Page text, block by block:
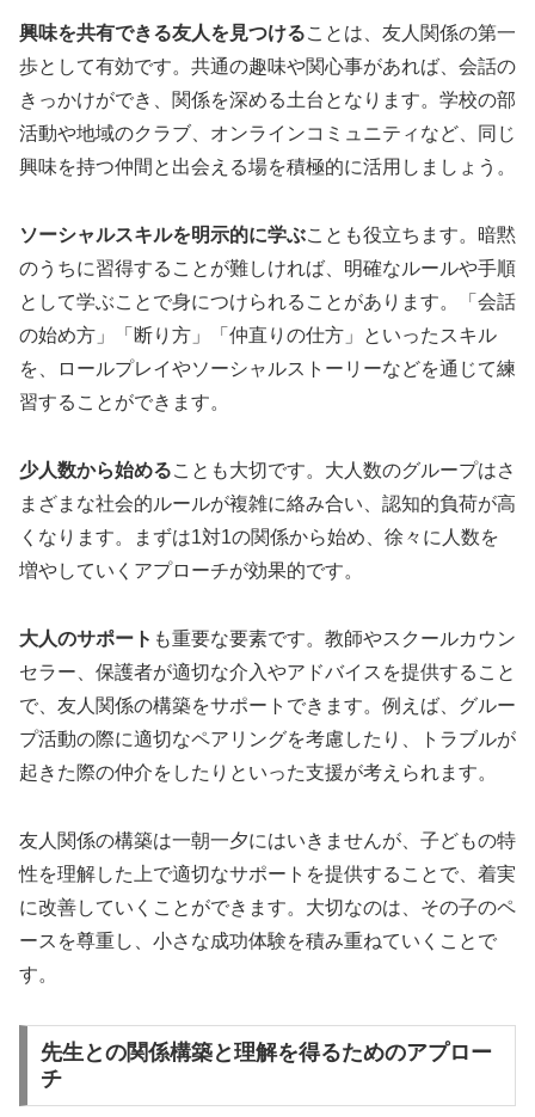
興味を共有できる友人を見つけることは、友人関係の第一
歩として有効です。共通の趣味や関心事があれば、会話の
きっかけができ、関係を深める土台となります。学校の部
活動や地域のクラブ、オンラインコミュニティなど、同じ
興味を持つ仲間と出会える場を積極的に活用しましょう。
ソーシャルスキルを明示的に学ぶことも役立ちます。暗黙
のうちに習得することが難しければ、明確なルールや手順
として学ぶことで身につけられることがあります。「会話
の始め方」「断り方」「仲直りの仕方」といったスキル
を、ロールプレイやソーシャルストーリーなどを通じて練
習することができます。
少人数から始めることも大切です。大人数のグループはさ
まざまな社会的ルールが複雑に絡み合い、認知的負荷が高
くなります。まずは1対1の関係から始め、徐々に人数を
増やしていくアプローチが効果的です。
大人のサポート も重要な要素です。教師やスクールカウン
セラー、保護者が適切な介入やアドバイスを提供すること
で、友人関係の構築をサポートできます。例えば、グルー
プ活動の際に適切なペアリングを考慮したり、トラブルが
起きた際の仲介をしたりといった支援が考えられます。
友人関係の構築は一朝一夕にはいきませんが、子どもの特
性を理解した上で適切なサポートを提供することで、着実
に改善していくことができます。大切なのは、その子のペ
ースを尊重し、小さな成功体験を積み重ねていくことで
す。
先生との関係構築と理解を得るためのアプロー
チ